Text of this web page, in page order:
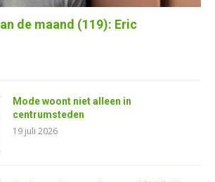
de maand (119): Eric
Mode woont niet alleen in
centrumsteden
19 juli 2026